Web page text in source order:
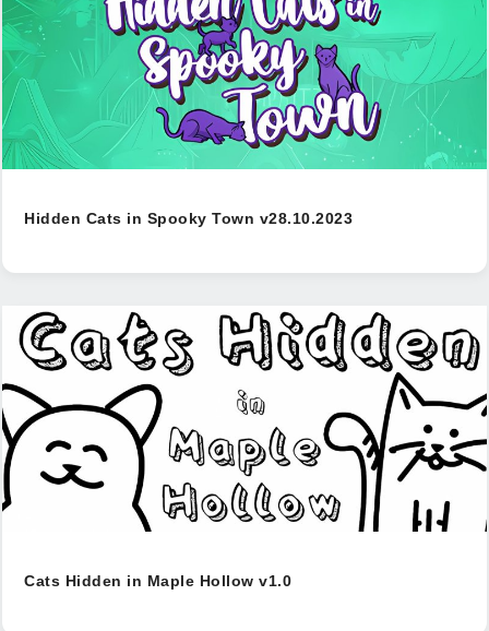
Hidden Cats in Spooky Town v28.10.2023
Cats Hidden in Maple Hollow v1.0